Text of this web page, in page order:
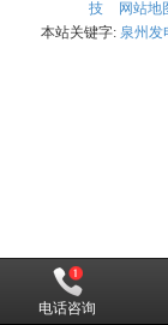
技
网站地
本站关键字: 泉州发
电话咨询